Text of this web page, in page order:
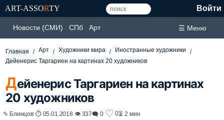
ART-ASSORTY Войти
Новости (СМИ) СПб Арт ☰ Меню
Главная Арт Художники мира
Иностранные художники
Дейенерис Таргариен на картинах 20 художников
Дейенерис Таргариен на картинах
20 художников
✎ Блинцов ⏱ 05.01.2018 👁 337🗨 0 ♡ 0⏳ 2 мин